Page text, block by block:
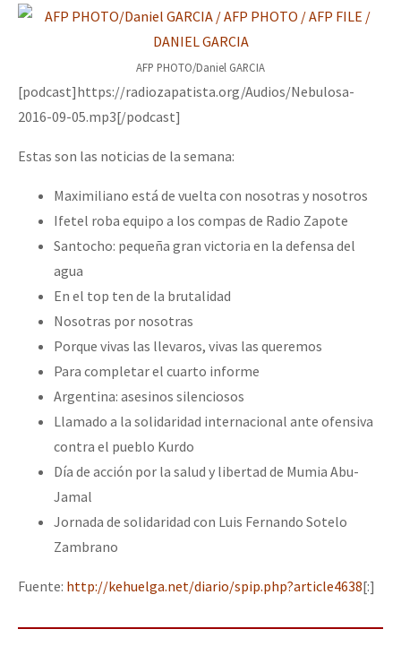
AFP PHOTO/Daniel GARCIA
[podcast]https://radiozapatista.org/Audios/Nebulosa-
2016-09-05.mp3[/podcast]
Estas son las noticias de la semana:
Maximiliano está de vuelta con nosotras y nosotros
Ifetel roba equipo a los compas de Radio Zapote
Santocho: pequeña gran victoria en la defensa del
agua
En el top ten de la brutalidad
Nosotras por nosotras
Porque vivas las llevaros, vivas las queremos
Para completar el cuarto informe
Argentina: asesinos silenciosos
Llamado a la solidaridad internacional ante ofensiva
contra el pueblo Kurdo
Día de acción por la salud y libertad de Mumia Abu-
Jamal
Jornada de solidaridad con Luis Fernando Sotelo
Zambrano
Fuente: http://kehuelga.net/diario/spip.php?article4638[:]